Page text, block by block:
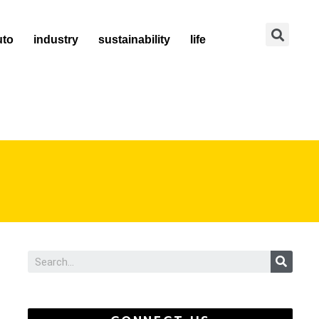
industry sustainability life